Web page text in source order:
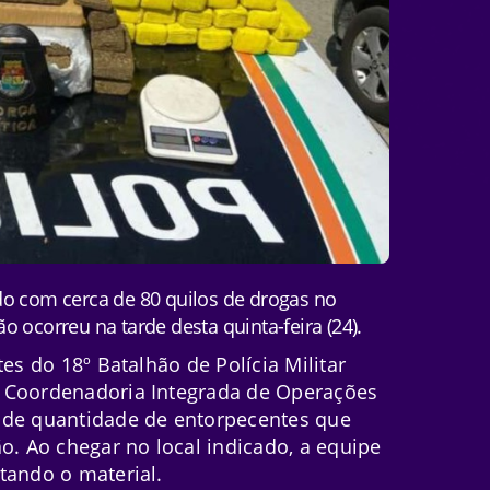
com cerca de 80 quilos de drogas no
ocorreu na tarde desta quinta-feira (24).
do 18º Batalhão de Polícia Militar
Integrada de Operações
quantidade de entorpecentes que
Ao chegar no local indicado, a equipe
o material.